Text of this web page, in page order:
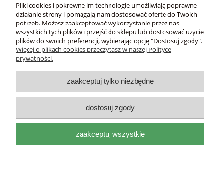
O nas
DELIITALIA
adres: Mackiewicza 17a 31-214 Kraków, woj.
e-mail: biuro@deliitalia.pl
NIP:9451155910
pokaż pełną wersję strony
Sklep internetowy Shoper.pl
Pliki cookies i pokrewne im technologie umożliwiają poprawne
działanie strony i pomagają nam dostosować ofertę do Twoich
potrzeb. Możesz zaakceptować wykorzystanie przez nas
wszystkich tych plików i przejść do sklepu lub dostosować użycie
plików do swoich preferencji, wybierając opcję "Dostosuj zgody".
Więcej o plikach cookies przeczytasz w naszej Polityce
prywatności.
zaakceptuj tylko niezbędne
dostosuj zgody
zaakceptuj wszystkie